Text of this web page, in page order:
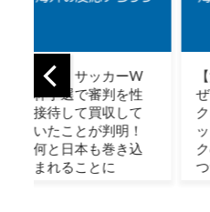
【海外の反応】な
ぜ日本の軽トラッ
クはアメリカのピ
ックアップトラッ
クの代わりになり
つつあるんだ？